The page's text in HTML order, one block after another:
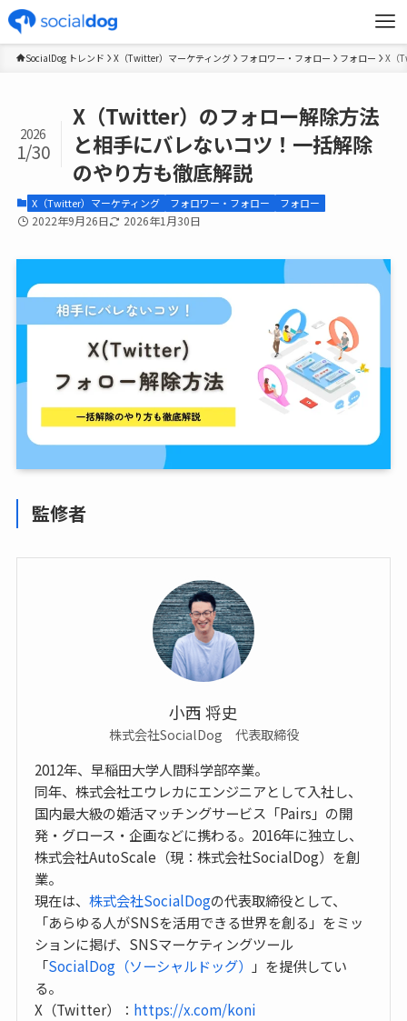
SocialDog トレンド X（Twitter）マーケティング フォロワー・フォロー フォロー X（
X（Twitter）のフォロー解除方法
と相手にバレないコツ！一括解除
のやり方も徹底解説
2026
1/30
X（Twitter）マーケティング フォロワー・フォロー フォロー
2022年9月26日 2026年1月30日
監修者
小西 将史
株式会社SocialDog 代表取締役
2012年、早稲田大学人間科学部卒業。
同年、株式会社エウレカにエンジニアとして入社し、
国内最大級の婚活マッチングサービス「Pairs」の開
発・グロース・企画などに携わる。2016年に独立し、
株式会社AutoScale（現：株式会社SocialDog）を創
業。
現在は、株式会社SocialDogの代表取締役として、
「あらゆる人がSNSを活用できる世界を創る」をミッ
ションに掲げ、SNSマーケティングツール
「SocialDog（ソーシャルドッグ）
」を提供してい
る。
X（Twitter）： https://x.com/koni